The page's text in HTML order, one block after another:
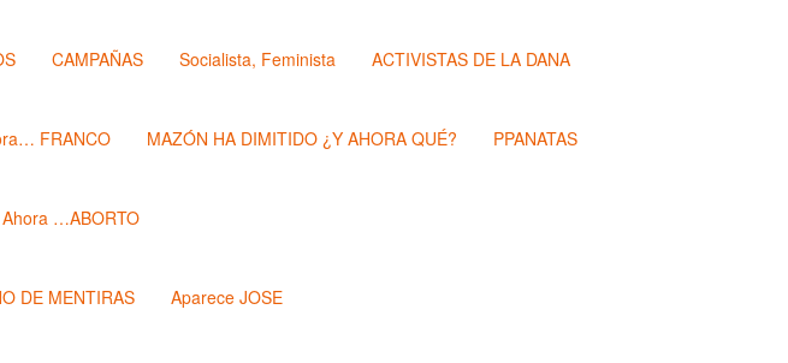
CAMPAÑAS Socialista, Feminista ACTIVISTAS DE LA DANA
FRANCO MAZÓN HA DIMITIDO ¿Y AHORA QUÉ? PPANATAS
Ahora …ABORTO
DE MENTIRAS Aparece JOSE